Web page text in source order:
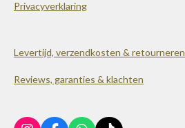
Privacyverklaring
Levertijd, verzendkosten & retourneren
Reviews, garanties & klachten